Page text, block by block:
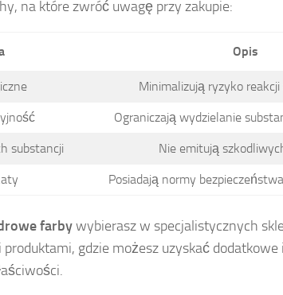
na które zwróć uwagę przy zakupie:
Opis
Minimalizują ryzyko
Ograniczają wydzielanie
substancji Nie emitują
Posiadają normy
farbywybierasz w specjalistycznych
produktami, gdzie możesz uzyskać